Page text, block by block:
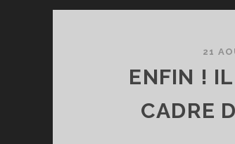
21
ENFIN !
CADRE